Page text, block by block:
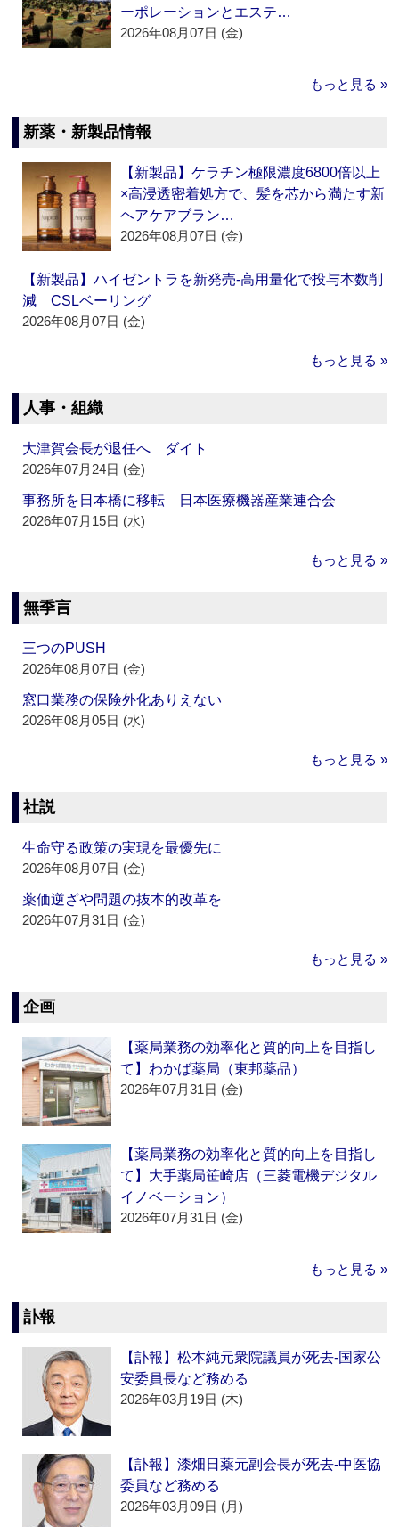
ーポレーションとエステ…
2026年08月07日 (金)
もっと見る »
新薬・新製品情報
【新製品】ケラチン極限濃度6800倍以上
×高浸透密着処方で、髪を芯から満たす新
ヘアケアブラン…
2026年08月07日 (金)
【新製品】ハイゼントラを新発売‐高用量化で投与本数削
減 CSLベーリング
2026年08月07日 (金)
もっと見る »
人事・組織
大津賀会長が退任へ ダイト
2026年07月24日 (金)
事務所を日本橋に移転 日本医療機器産業連合会
2026年07月15日 (水)
もっと見る »
無季言
三つのPUSH
2026年08月07日 (金)
窓口業務の保険外化ありえない
2026年08月05日 (水)
もっと見る »
社説
生命守る政策の実現を最優先に
2026年08月07日 (金)
薬価逆ざや問題の抜本的改革を
2026年07月31日 (金)
もっと見る »
企画
【薬局業務の効率化と質的向上を目指し
て】わかば薬局（東邦薬品）
2026年07月31日 (金)
【薬局業務の効率化と質的向上を目指し
て】大手薬局笹崎店（三菱電機デジタル
イノベーション）
2026年07月31日 (金)
もっと見る »
訃報
【訃報】松本純元衆院議員が死去‐国家公
安委員長など務める
2026年03月19日 (木)
【訃報】漆畑日薬元副会長が死去‐中医協
委員など務める
2026年03月09日 (月)